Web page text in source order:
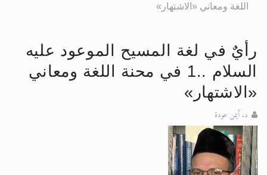
تعميم هامّ لأفراد الجماعة >> المزيد
اقرأ هذا الكتاب وتعرّف على حقيقة
الحجّ.. دلالات، حِكم، وأهداف >> المزيد
اقرأ هذا المقال في أهمية عيد
اللغة ومعاني «الاشتهار»
رأيٌ في لغة المسيح الموعود عليه
السلام ..1 في محنة اللغة ومعاني
«الاشتهار»
د. أيمن عودة